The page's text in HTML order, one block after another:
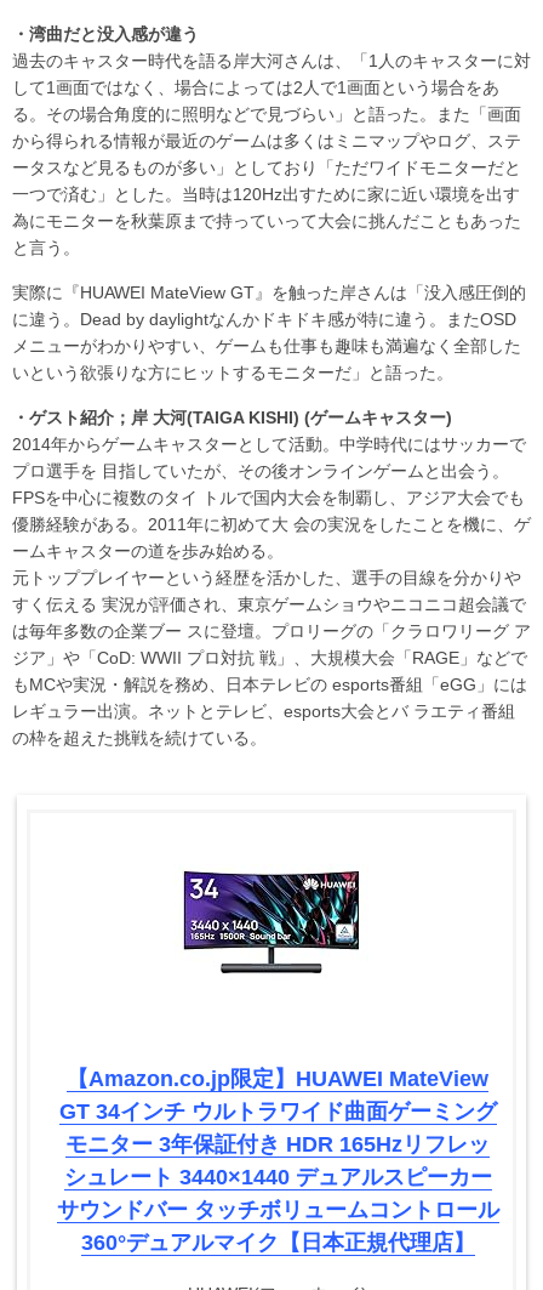
・湾曲だと没入感が違う
過去のキャスター時代を語る岸大河さんは、「1人のキャスターに対
して1画面ではなく、場合によっては2人で1画面という場合をあ
る。その場合角度的に照明などで見づらい」と語った。また「画面
から得られる情報が最近のゲームは多くはミニマップやログ、ステ
ータスなど見るものが多い」としており「ただワイドモニターだと
一つで済む」とした。当時は120Hz出すために家に近い環境を出す
為にモニターを秋葉原まで持っていって大会に挑んだこともあった
と言う。
実際に『HUAWEI MateView GT』を触った岸さんは「没入感圧倒的
に違う。Dead by daylightなんかドキドキ感が特に違う。またOSD
メニューがわかりやすい、ゲームも仕事も趣味も満遍なく全部した
いという欲張りな方にヒットするモニターだ」と語った。
・ゲスト紹介；岸 大河(TAIGA KISHI) (ゲームキャスター)
2014年からゲームキャスターとして活動。中学時代にはサッカーで
プロ選手を 目指していたが、その後オンラインゲームと出会う。
FPSを中心に複数のタイ トルで国内大会を制覇し、アジア大会でも
優勝経験がある。2011年に初めて大 会の実況をしたことを機に、ゲ
ームキャスターの道を歩み始める。
元トッププレイヤーという経歴を活かした、選手の目線を分かりや
すく伝える 実況が評価され、東京ゲームショウやニコニコ超会議で
は毎年多数の企業ブー スに登壇。プロリーグの「クラロワリーグ ア
ジア」や「CoD: WWII プロ対抗 戦」、大規模大会「RAGE」などで
もMCや実況・解説を務め、日本テレビの esports番組「eGG」には
レギュラー出演。ネットとテレビ、esports大会とバ ラエティ番組
の枠を超えた挑戦を続けている。
【Amazon.co.jp限定】HUAWEI MateView
GT 34インチ ウルトラワイド曲面ゲーミング
モニター 3年保証付き HDR 165Hzリフレッ
シュレート 3440×1440 デュアルスピーカー
サウンドバー タッチボリュームコントロール
360°デュアルマイク【日本正規代理店】